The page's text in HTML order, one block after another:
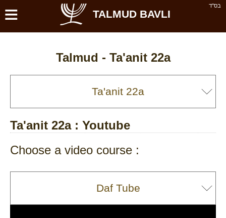
בס''ד ≡ TALMUD BAVLI
Talmud - Ta'anit 22a
Ta'anit 22a: Youtube
Choose a video course :